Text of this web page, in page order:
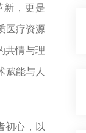
新，更是
医疗资源
共情与理
赋能与人
初心，以